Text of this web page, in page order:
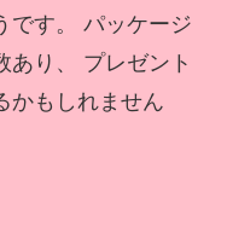
です。 パッケージ
あり、 プレゼント
かもしれません